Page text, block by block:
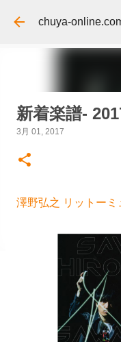
スキップし
chuya-
新着楽譜-
3月 01, 2017
澤野弘之 リットー